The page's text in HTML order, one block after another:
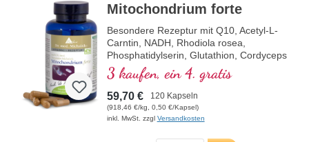
Mitochondrium forte
Besondere Rezeptur mit Q10, Acetyl-L-
Carntin, NADH, Rhodiola rosea,
Phosphatidylserin, Glutathion, Cordyceps
und Kupfer, welches zu einem normalen
Stoffwechsel zur Energiegewinnung
beiträgt (in Form von ATP in der
Zellatmungskette).
3 kaufen, ein 4. gratis
59,70 € 120 Kapseln
(918,46 €/kg, 0,50 €/Kapsel)
inkl. MwSt. zzgl Versandkosten